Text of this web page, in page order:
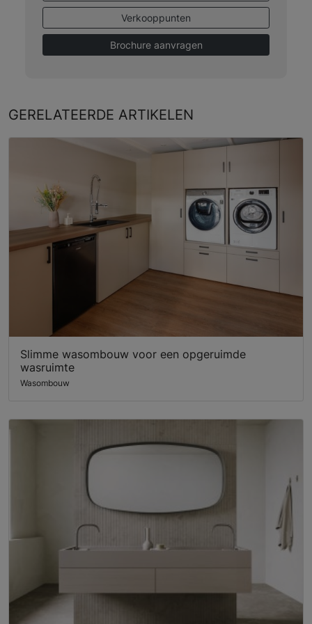
Verkooppunten
Brochure aanvragen
GERELATEERDE ARTIKELEN
Slimme wasombouw voor een opgeruimde
wasruimte
Wasombouw